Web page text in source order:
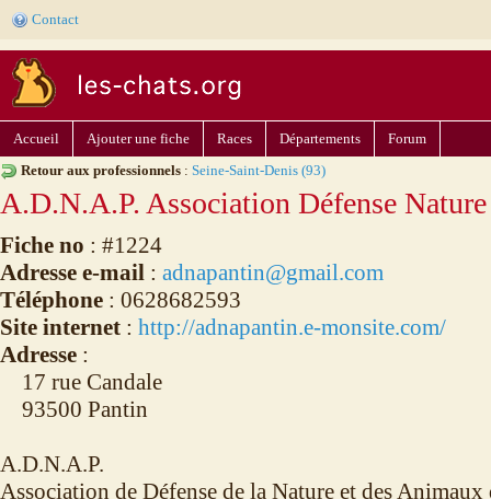
Contact
Accueil Ajouter une fiche Races Départements
Forum
Retour aux professionnels : Seine-Saint-Denis (93)
A.D.N.A.P. Association Défense
Fiche no : #1224
Adresse e-mail : adnapantin@gmail.com
Téléphone : 0628682593
Site internet : http://adnapantin.e-monsite.com/
Adresse :
17 rue Candale
93500 Pantin
A.D.N.A.P.
Association de Défense de la Nature et des Animaux